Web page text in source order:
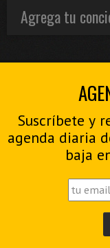
Agrega tu
Suscríbete y
agenda diaria
baja